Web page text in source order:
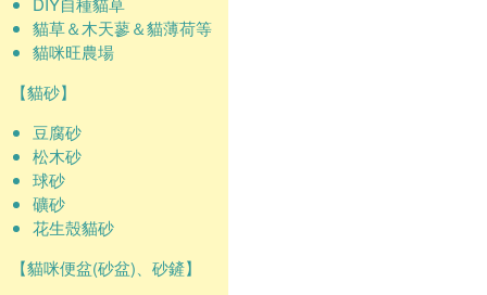
貓草＆木天蓼＆貓薄荷等
貓咪旺農場
【貓砂】
豆腐砂
松木砂
球砂
礦砂
花生殼貓砂
【貓咪便盆(砂盆)、砂鏟】